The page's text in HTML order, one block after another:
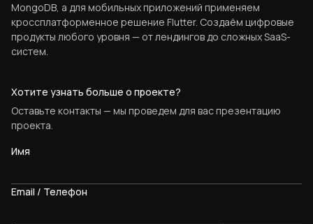
MongoDB, а для мобильных приложений применяем
кроссплатформенное решение Flutter. Создаём цифровые
продукты любого уровня — от лендингов до сложных SaaS-
систем.
Хотите узнать больше о проекте?
Оставьте контакты — мы проведем для вас презентацию
проекта.
Имя
Email / Телефон